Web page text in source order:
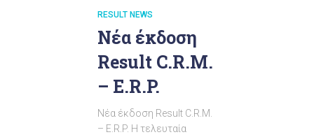
RESULT NEWS
Νέα έκδοση
Result C.R.M.
– E.R.P.
Νέα έκδοση Result C.R.M.
– E.R.P. Η τελευταία